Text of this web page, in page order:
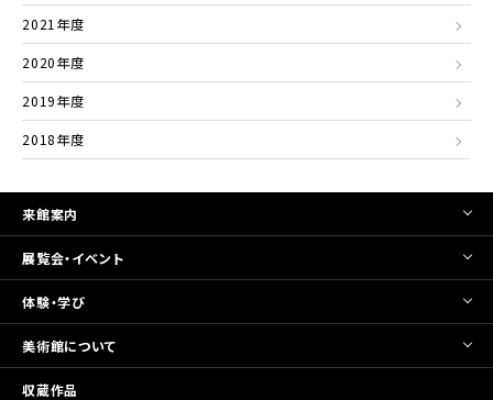
2021年度
2020年度
2019年度
2018年度
来館案内
展覧会・イベント
体験・学び
美術館について
収蔵作品